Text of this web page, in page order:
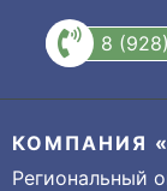
8
КОМПАНИЯ
Региональный